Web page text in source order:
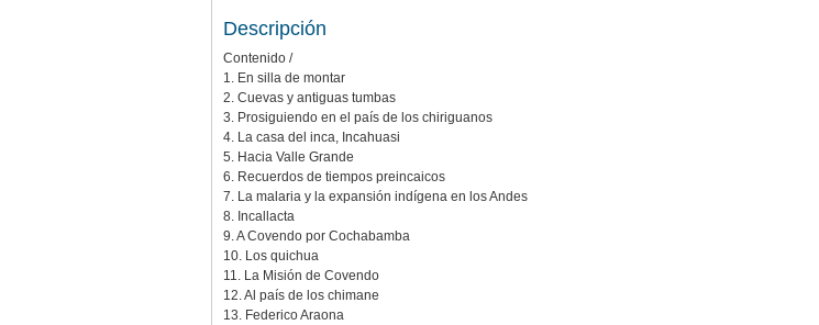
Descripción
Contenido /
1. En silla de montar
2. Cuevas y antiguas tumbas
3. Prosiguiendo en el país de los chiriguanos
4. La casa del inca, Incahuasi
5. Hacia Valle Grande
6. Recuerdos de tiempos preincaicos
7. La malaria y la expansión indígena en los Andes
8. Incallacta
9. A Covendo por Cochabamba
10. Los quichua
11. La Misión de Covendo
12. Al país de los chimane
13. Federico Araona